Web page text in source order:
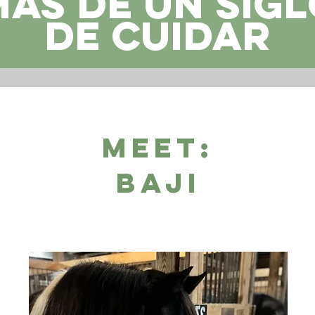
de cuidar
Meet:
Baji